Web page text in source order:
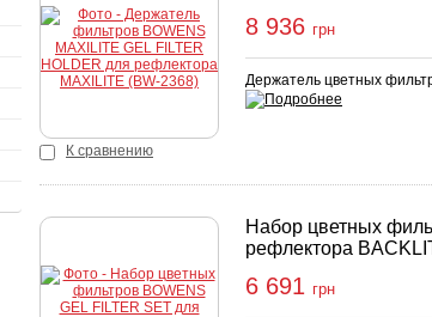
К сравнению
8 936 грн
Купить
Держатель цветных
Набор цветных
рефлектора
6 691 грн
Купить